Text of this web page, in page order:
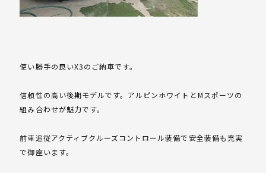
使い勝手の良いX3のご納車です。
信頼性の高い後期モデルです。アルピンホワイトとMスポーツの
組み合わせが魅力です。
前車追従アクティブクルーズコントロール装備で安全装備も充実
で御座います。